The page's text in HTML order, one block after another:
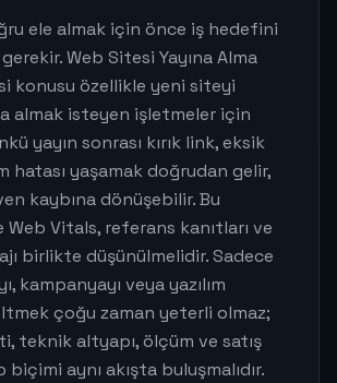
ele almak için önce iş hedefini
Web Sitesi Yayına Alma
konusu özellikle yeni siteyi
almak isteyen işletmeler için
yayın sonrası kırık link, eksik
hatası yaşamak doğrudan gelir,
kaybına dönüşebilir. Bu
Vitals, referans kanıtları ve
birlikte düşünülmelidir. Sadece
kampanyayı veya yazılım
çoğu zaman yeterli olmaz;
teknik altyapı, ölçüm ve satış
aynı akışta buluşmalıdır.